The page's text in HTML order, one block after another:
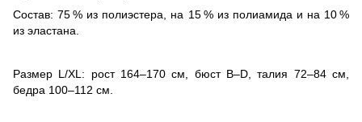
Состав: 75 % из полиэстера, на 15 % из полиамида и на 10 %
из эластана.
Размер L/XL: рост 164–170 см, бюст B–D, талия 72–84 см,
бедра 100–112 см.